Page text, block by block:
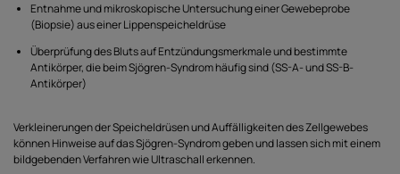
Entnahme und mikroskopische Untersuchung einer Gewebeprobe
(Biopsie) aus einer Lippenspeicheldrüse
Überprüfung des Bluts auf Entzündungsmerkmale und bestimmte
Antikörper, die beim Sjögren-Syndrom häufig sind (SS-A- und SS-B-
Antikörper)
Verkleinerungen der Speicheldrüsen und Auffälligkeiten des Zellgewebes
können Hinweise auf das Sjögren-Syndrom geben und lassen sich mit einem
bildgebenden Verfahren wie Ultraschall erkennen.